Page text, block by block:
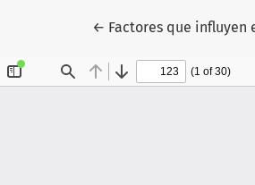
← Volver a los detalles
Factores que